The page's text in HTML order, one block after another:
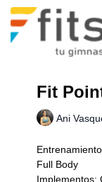
Fit
Ani
Full Body
Implementos: